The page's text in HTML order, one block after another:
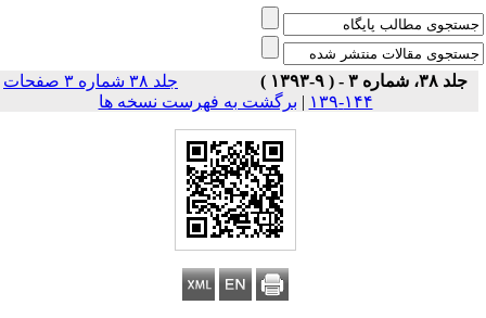
جلد ۳۸، شماره ۳ - ( ۹-۱۳۹۳ )
جلد ۳۸ شماره ۳ صفحات
۱۴۴-۱۳۹
| برگشت به فهرست نسخه ها